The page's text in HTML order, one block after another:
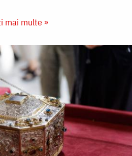
mai multe »